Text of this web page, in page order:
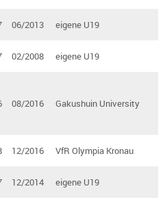
06/2013 eigene U19
02/2008 eigene U19
08/2016 Gakushuin University
12/2016 VfR Olympia Kronau
12/2014 eigene U19